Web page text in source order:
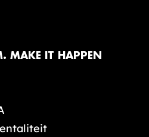
MAKE IT HAPPEN